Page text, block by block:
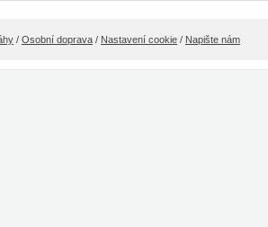
/ Osobní doprava / Nastavení cookie / Napište nám